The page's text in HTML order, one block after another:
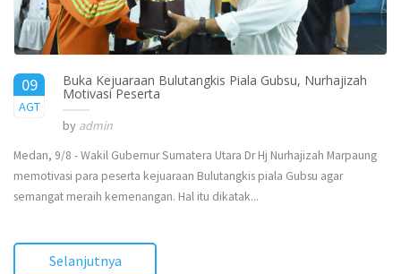
09
AGT
2017
Buka Kejuaraan Bulutangkis Piala Gubsu, Nurhajizah
Motivasi Peserta
by admin
Medan, 9/8 - Wakil Gubernur Sumatera Utara Dr Hj Nurhajizah Marpaung
memotivasi para peserta kejuaraan Bulutangkis piala Gubsu agar
semangat meraih kemenangan. Hal itu dikatak...
Selanjutnya